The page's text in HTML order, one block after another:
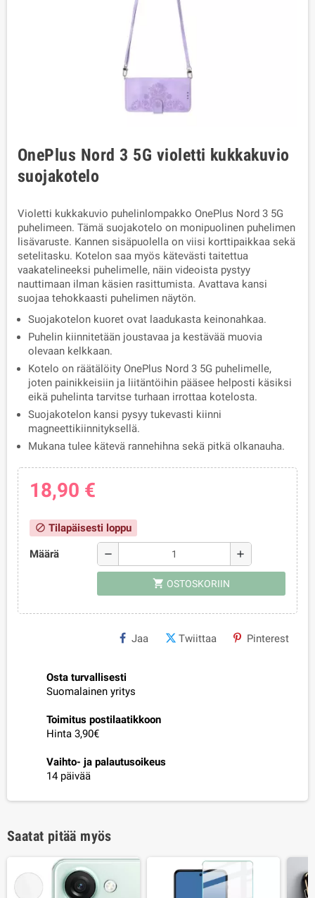
OnePlus Nord 3 5G violetti kukkakuvio
suojakotelo
Violetti kukkakuvio puhelinlompakko OnePlus Nord 3 5G
puhelimeen. Tämä suojakotelo on monipuolinen puhelimen
lisävaruste. Kannen sisäpuolella on viisi korttipaikkaa sekä
setelitasku. Kotelon saa myös kätevästi taitettua
vaakatelineeksi puhelimelle, näin videoista pystyy
nauttimaan ilman käsien rasittumista. Avattava kansi
suojaa tehokkaasti puhelimen näytön.
Suojakotelon kuoret ovat laadukasta keinonahkaa.
Puhelin kiinnitetään joustavaa ja kestävää muovia
olevaan kelkkaan.
Kotelo on räätälöity OnePlus Nord 3 5G puhelimelle,
joten painikkeisiin ja liitäntöihin pääsee helposti käsiksi
eikä puhelinta tarvitse turhaan irrottaa kotelosta.
Suojakotelon kansi pysyy tukevasti kiinni
magneettikiinnityksellä.
Mukana tulee kätevä rannehihna sekä pitkä olkanauha.
18,90 €
block Tilapäisesti loppu
Määrä remove add
shopping_cart OSTOSKORIIN
Jaa Twiittaa Pinterest
Osta turvallisesti
Suomalainen yritys
Toimitus postilaatikkoon
Hinta 3,90€
Vaihto- ja palautusoikeus
14 päivää
Saatat pitää myös